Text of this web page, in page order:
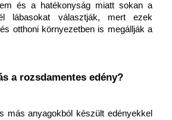
és a hatékonyság miatt sokan a
lábasokat választják, mert ezek
otthoni környezetben is megállják a
a rozsdamentes edény?
más anyagokból készült edényekkel